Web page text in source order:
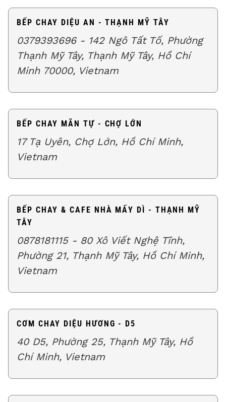
BẾP CHAY DIỆU AN - THẠNH MỸ TÂY
0379393696 - 142 Ngô Tất Tố, Phường
Thạnh Mỹ Tây, Thạnh Mỹ Tây, Hồ Chí
Minh 70000, Vietnam
BẾP CHAY MÃN TỰ - CHỢ LỚN
17 Tạ Uyên, Chợ Lớn, Hồ Chí Minh,
Vietnam
BẾP CHAY & CAFE NHÀ MẤY DÌ - THẠNH MỸ
TÂY
0878181115 - 80 Xô Viết Nghệ Tĩnh,
Phường 21, Thạnh Mỹ Tây, Hồ Chí Minh,
Vietnam
CƠM CHAY DIỆU HƯƠNG - D5
40 D5, Phường 25, Thạnh Mỹ Tây, Hồ
Chí Minh, Vietnam